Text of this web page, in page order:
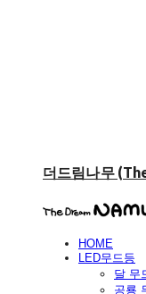
더드림나무
HOME
LED무드등
달 무
공룡